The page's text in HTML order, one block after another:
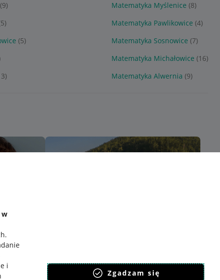
w
.
i
Zgadzam się
(9) Matematyka Myślenice (8)
Matematyka Pawlikowice (4)
(5) Matematyka Sosnowice (7)
Matematyka Michałowice (16)
Matematyka Alwernia (9)